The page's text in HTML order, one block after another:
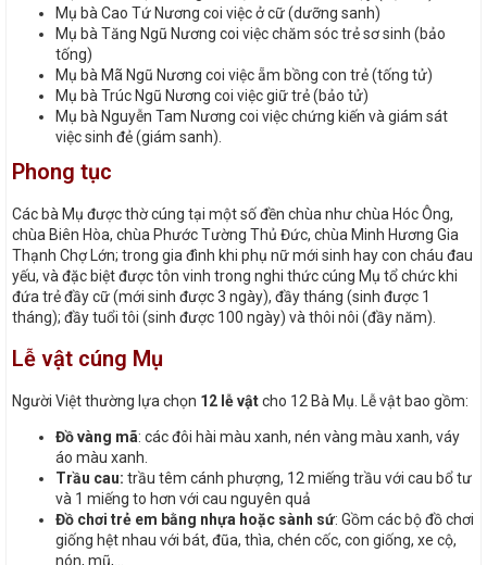
Mụ bà Cao Tứ Nương coi việc ở cữ (dưỡng sanh)
Mụ bà Tăng Ngũ Nương coi việc chăm sóc trẻ sơ sinh (bảo
tống)
Mụ bà Mã Ngũ Nương coi việc ẵm bồng con trẻ (tống tử)
Mụ bà Trúc Ngũ Nương coi việc giữ trẻ (bảo tử)
Mụ bà Nguyễn Tam Nương coi việc chứng kiến và giám sát
việc sinh đẻ (giám sanh).
Phong tục
Các bà Mụ được thờ cúng tại một số đền chùa như chùa Hóc Ông,
chùa Biên Hòa, chùa Phước Tường Thủ Đức, chùa Minh Hương Gia
Thạnh Chợ Lớn; trong gia đình khi phụ nữ mới sinh hay con cháu đau
yếu, và đặc biệt được tôn vinh trong nghi thức cúng Mụ tổ chức khi
đứa trẻ đầy cữ (mới sinh được 3 ngày), đầy tháng (sinh được 1
tháng); đầy tuổi tôi (sinh được 100 ngày) và thôi nôi (đầy năm).
Lễ vật cúng Mụ
Người Việt thường lựa chọn 12 lễ vậtcho 12 Bà Mụ. Lễ vật bao gồm:
Đồ vàng mã: các đôi hài màu xanh, nén vàng màu xanh, váy
áo màu xanh.
Trầu cau: trầu têm cánh phượng, 12 miếng trầu với cau bổ tư
và 1 miếng to hơn với cau nguyên quả
Đồ chơi trẻ em bằng nhựa hoặc sành sứ: Gồm các bộ đồ chơi
giống hệt nhau với bát, đũa, thìa, chén cốc, con giống, xe cộ,
nón, mũ,…